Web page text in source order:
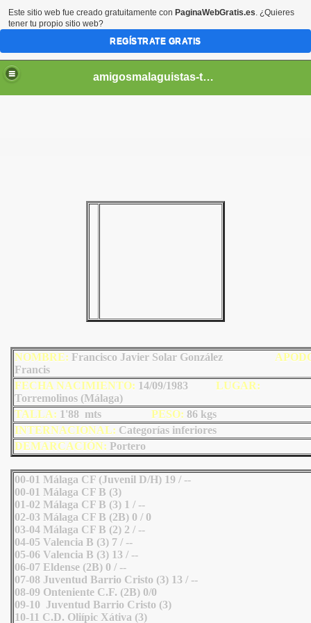
amigosmalaguistas-temporadas
NOMBRE: Francisco Javier Solar González AP
Francis
FECHA NACIMIENTO: 14/09/1983 LUGAR:
Torremolinos (Málaga)
TALLA: 1'88 mts PESO: 86 kgs
INTERNACIONAL: Categorías inferiores
DEMARCACIÓN: Portero
00-01 Málaga CF (Juvenil D/H) 19 / --
00-01 Málaga CF B (3)
01-02 Málaga CF B (3) 1 / --
02-03 Málaga CF B (2B) 0 / 0
03-04 Málaga CF B (2) 2 / --
04-05 Valencia B (3) 7 / --
05-06 Valencia B (3) 13 / --
06-07 Eldense (2B) 0 / --
07-08 Juventud Barrio Cristo (3) 13 / --
08-09 Onteniente C.F. (2B) 0/0
09-10 Juventud Barrio Cristo (3)
10-11 C.D. Oliípic Xátiva (3)
Este sitio web fue creado gratuitamente con PaginaWebGratis.es. ¿Quieres
tener tu propio sitio web?
REGÍSTRATE GRATIS